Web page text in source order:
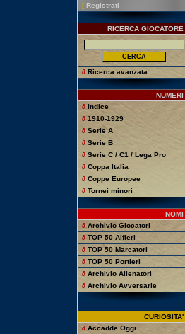
[ Registrati
RICERCA GIOCATORE
∂ Ricerca avanzata
NUMERI
∂ Indice
∂ 1910-1929
∂ Serie A
∂ Serie B
∂ Serie C / C1 / Lega Pro
∂ Coppa Italia
∂ Coppe Europee
∂ Tornei minori
NOMI
∂ Archivio Giocatori
∂ TOP 50 Alfieri
∂ TOP 50 Marcatori
∂ TOP 50 Portieri
∂ Archivio Allenatori
∂ Archivio Avversarie
CURIOSITA'
∂ Accadde Oggi...